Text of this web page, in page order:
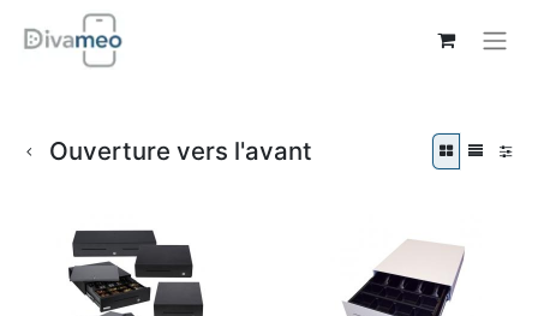
Ouverture vers l'avant